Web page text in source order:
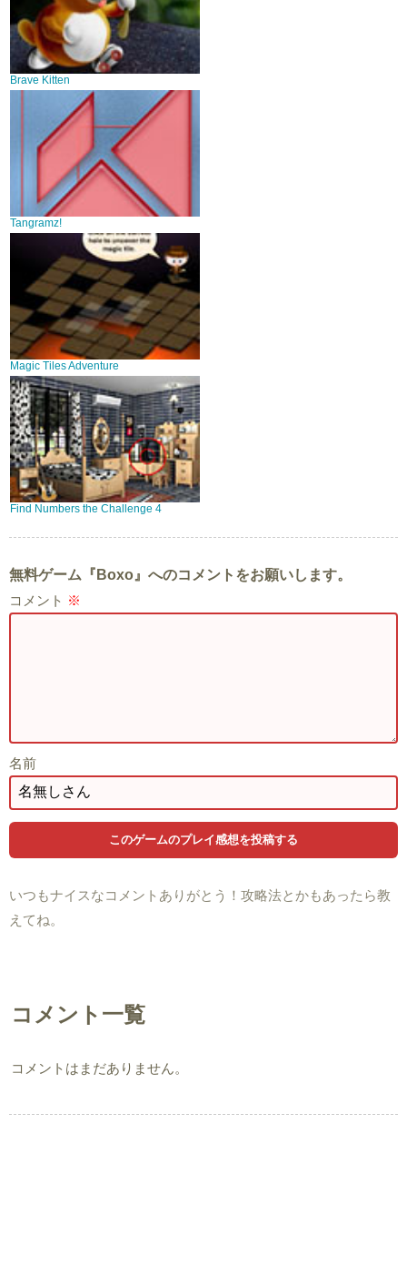
Brave Kitten
Tangramz!
Magic Tiles Adventure
Find Numbers the Challenge 4
無料ゲーム『Boxo』へのコメントをお願いします。
コメント ※
名前
いつもナイスなコメントありがとう！攻略法とかもあったら教
えてね。
コメント一覧
コメントはまだありません。